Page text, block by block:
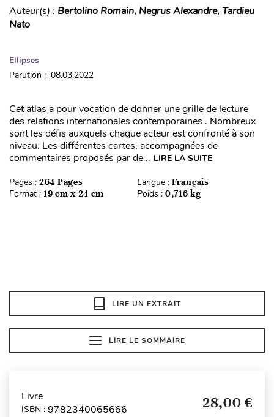
Auteur(s) : Bertolino Romain, Negrus Alexandre, Tardieu
Nato
Ellipses
Parution : 08.03.2022
Cet atlas a pour vocation de donner une grille de lecture
des relations internationales contemporaines . Nombreux
sont les défis auxquels chaque acteur est confronté à son
niveau. Les différentes cartes, accompagnées de
commentaires proposés par de... LIRE LA SUITE
Pages : 264 Pages Langue : Français
Format : 19 cm x 24 cm Poids : 0,716 kg
LIRE UN EXTRAIT
LIRE LE SOMMAIRE
Livre
ISBN : 9782340065666 28,00 €